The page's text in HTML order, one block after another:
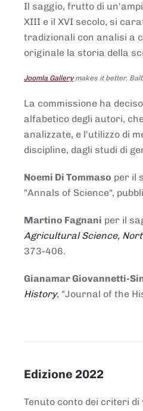
Il saggio, frutto di
XIII e il XVI secolo, si
tradizionali con analisi a
originale la storia della
Joomla Gallerymakes it better.
La commissione ha
alfabetico degli autori,
analizzate, e l'utilizzo di
discipline, dagli studi di
Noemi Di Tommaso per il
"Annals of Science",
Martino Fagnani per il
Agricultural Science,
373-406.
Gianamar Giovannetti-
History, "Journal of the
Edizione 2022
Tenuto conto dei criteri